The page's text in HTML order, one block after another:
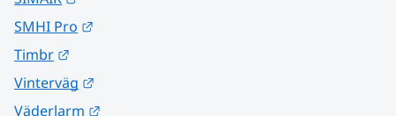
SMHI Pro
Timbr
Vinterväg
Väderlarm